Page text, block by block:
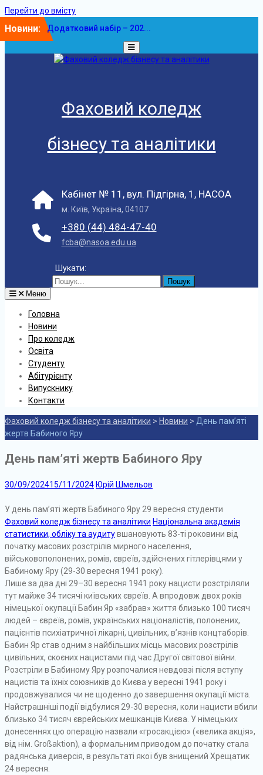
Перейти до вмісту
Новини:
Додатковий набір – 202...
У ФКБА НАСОА
відбулася...
Фаховий коледж
бізнесу та аналітики
+380 (44) 484-47-40
fcba@nasoa.edu.ua
Кабінет № 11, вул. Підгірна, 1, НАСОА
м. Київ, Україна, 04107
Шукати:
Меню
Головна
Новини
Про коледж
Освіта
Студенту
Абітурієнту
Випускнику
Контакти
Фаховий коледж бізнесу та аналітики > Новини > День пам’яті
жертв Бабиного Яру
День пам’яті жертв Бабиного Яру
30/09/202415/11/2024 Юрій Шмельов
У день пам’яті жертв Бабиного Яру 29 вересня студенти
Фаховий коледж бізнесу та аналітики Національна академія
статистики, обліку та аудитувшановують 83-ті роковини від
початку масових розстрілів мирного населення,
військовополонених, ромів, євреїв, здійснених гітлерівцями у
Бабиному Яру (29-30 вересня 1941 року).
Лише за два дні 29–30 вересня 1941 року нацисти розстріляли
тут майже 34 тисячі київських євреїв. А впродовж двох років
німецької окупації Бабин Яр «забрав» життя близько 100 тисяч
людей – євреїв, ромів, українських націоналістів, полонених,
пацієнтів психіатричної лікарні, цивільних, в’язнів концтаборів.
Бабин Яр став одним з найбільших місць масових розстрілів
цивільних, скоєних нацистами під час Другої світової війни.
Розстріли в Бабиному Яру розпочалися невдовзі після вступу
нацистів та їхніх союзників до Києва у вересні 1941 року і
продовжувалися чи не щоденно до завершення окупації міста.
Найстрашніші події відбулися 29-30 вересня, коли нацисти вбили
близько 34 тисяч єврейських мешканців Києва. У німецьких
донесеннях цю операцію назвали «гросакцією» («велика акція»,
від нім. Großaktion), а формальним приводом до початку стала
радянська диверсія, в результаті якої був знищений Хрещатик
24 вересня.